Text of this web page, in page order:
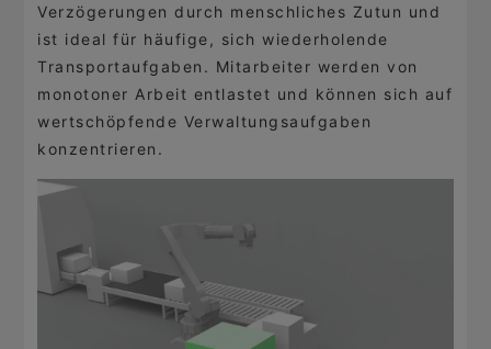
Verzögerungen durch menschliches Zutun und
ist ideal für häufige, sich wiederholende
Transportaufgaben. Mitarbeiter werden von
monotoner Arbeit entlastet und können sich auf
wertschöpfende Verwaltungsaufgaben
konzentrieren.